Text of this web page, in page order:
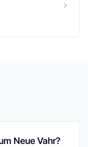
Neue Vahr?